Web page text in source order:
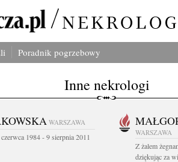
Poradnik pogrzebowy
Inne nekrologi
WARSZAWA
1984 - 9 sierpnia 2011
WARSZAWA
Z żalem
dziękując za